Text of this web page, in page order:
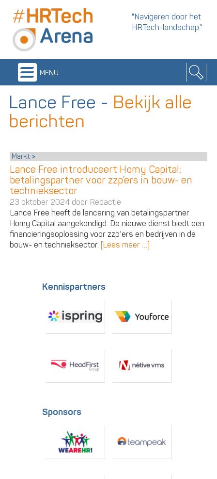
"Navigeren door het
HRTech-landschap."
menu
Lance Free - Bekijk alle
berichten
Markt
Lance Free introduceert Homy Capital:
betalingspartner voor zzp’ers in bouw- en
technieksector
23 oktober 2024 door Redactie
Lance Free heeft de lancering van betalingspartner
Homy Capital aangekondigd. De nieuwe dienst biedt een
financieringsoplossing voor zzp’ers en bedrijven in de
bouw- en technieksector. [Lees meer …]
Kennispartners
Sponsors